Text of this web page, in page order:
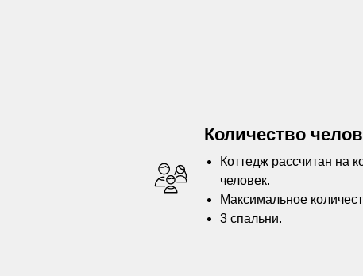
Количество
Коттедж рассчитан на
человек.
Максимальное
3 спальни.